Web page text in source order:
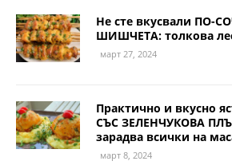
Не сте вкусвали ПО-
ШИШЧЕТА: толкова
март 27, 2024
Практично и вкусно
СЪС ЗЕЛЕНЧУКОВА
зарадва всички на
март 8, 2024